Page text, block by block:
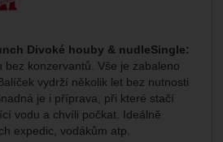
Divoké houby & nudleSingle:
bez konzervantů. Vše je zabaleno
vydrží několik let bez nutnosti
je i příprava, při které stačí
vodu a chvíli počkat. Ideálně
expedic, vodákům atp.